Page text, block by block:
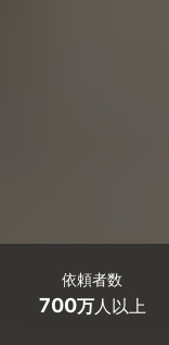
依頼者数
700万人以上